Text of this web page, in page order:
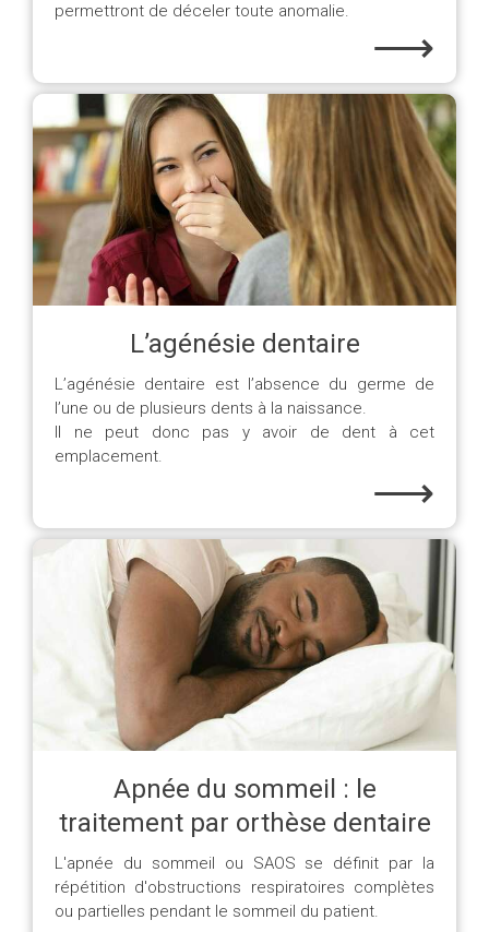
permettront de déceler toute anomalie.
⟶
L’agénésie dentaire
L’agénésie dentaire est l’absence du germe de
l’une ou de plusieurs dents à la naissance.
Il ne peut donc pas y avoir de dent à cet
emplacement.
⟶
Apnée du sommeil : le
traitement par orthèse dentaire
L'apnée du sommeil ou SAOS se définit par la
répétition d'obstructions respiratoires complètes
ou partielles pendant le sommeil du patient.